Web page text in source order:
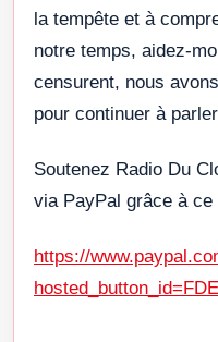
la tempête et à
notre temps, aidez-
censurent, nous
pour continuer à
Soutenez Radio Du
via PayPal grâce à ce
https://